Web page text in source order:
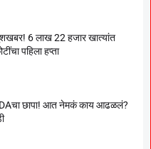
6 लाख 22 हजार खात्यांत
पहिला हप्ता
छापा! आत नेमकं काय आढळलं?